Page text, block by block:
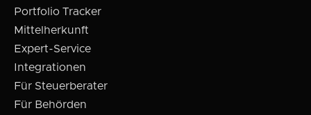
Portfolio Tracker
Mittelherkunft
Expert-Service
Integrationen
Für Steuerberater
Für Behörden